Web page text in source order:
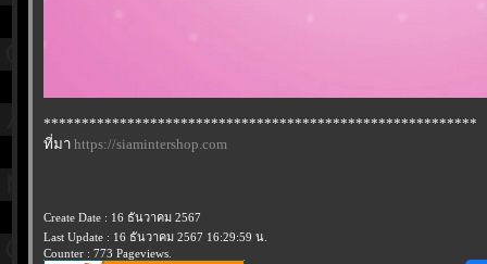
*********************************************************
ที่มา https://siamintershop.com
Create Date : 16 ธันวาคม 2567
Last Update : 16 ธันวาคม 2567 16:29:59 น.
Counter : 773 Pageviews.